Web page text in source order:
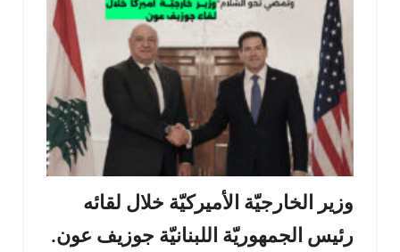
وزير الخارجيّة الأميركيّة خلال لقائه
رئيس الجمهوريّة اللبنانيّة جوزيف عون.